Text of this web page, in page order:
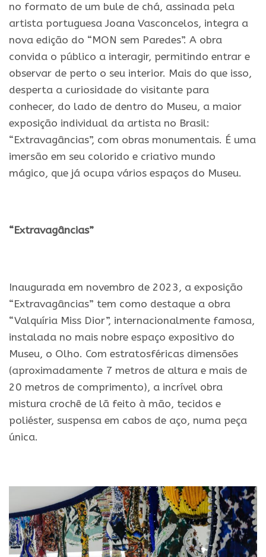
no formato de um bule de chá, assinada pela
artista portuguesa Joana Vasconcelos, integra a
nova edição do “MON sem Paredes”. A obra
convida o público a interagir, permitindo entrar e
observar de perto o seu interior. Mais do que isso,
desperta a curiosidade do visitante para
conhecer, do lado de dentro do Museu, a maior
exposição individual da artista no Brasil:
“Extravagâncias”, com obras monumentais. É uma
imersão em seu colorido e criativo mundo
mágico, que já ocupa vários espaços do Museu.
“Extravagâncias”
Inaugurada em novembro de 2023, a exposição
“Extravagâncias” tem como destaque a obra
“Valquíria Miss Dior”, internacionalmente famosa,
instalada no mais nobre espaço expositivo do
Museu, o Olho. Com estratosféricas dimensões
(aproximadamente 7 metros de altura e mais de
20 metros de comprimento), a incrível obra
mistura crochê de lã feito à mão, tecidos e
poliéster, suspensa em cabos de aço, numa peça
única.